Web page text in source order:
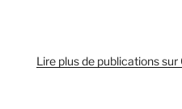
Lire plus de publications sur